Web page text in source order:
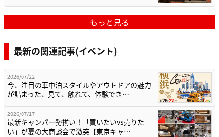
もっと見る
最新の関連記事(イベント)
2026/07/22
今、注目の車中泊スタイルやアウトドアの魅力
が詰まった、見て、触れて、体験でき…
2026/07/17
最新キャンパー勢揃い！「買いたいvs売りた
い」が夏の大商談会で激突【東京キャ…